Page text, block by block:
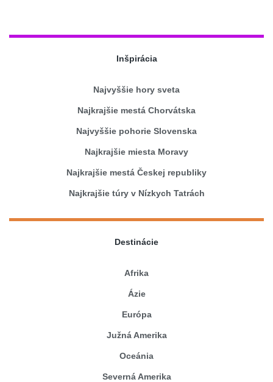
Inšpirácia
Najvyššie hory sveta
Najkrajšie mestá Chorvátska
Najvyššie pohorie Slovenska
Najkrajšie miesta Moravy
Najkrajšie mestá Českej republiky
Najkrajšie túry v Nízkych Tatrách
Destinácie
Afrika
Ázie
Európa
Južná Amerika
Oceánia
Severná Amerika